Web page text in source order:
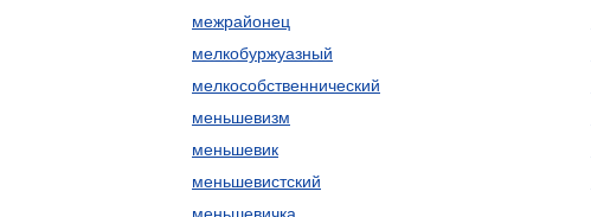
межрайонец
мелкобуржуазный
мелкособственнический
меньшевизм
меньшевик
меньшевистский